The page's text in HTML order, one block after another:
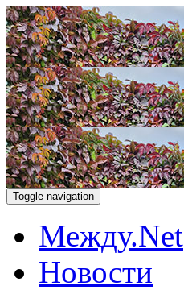
Toggle navigation
Между.Net
Новости